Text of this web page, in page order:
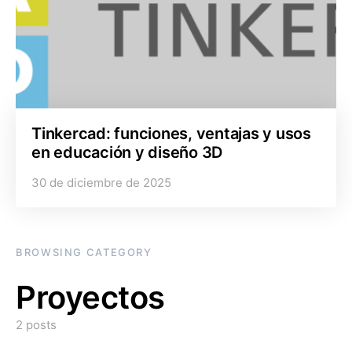
Tinkercad: funciones, ventajas y usos
en educación y diseño 3D
30 de diciembre de 2025
BROWSING CATEGORY
Proyectos
2 posts